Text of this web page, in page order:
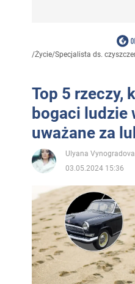
/Życie/Specjalista ds.
Top 5 rzeczy,
bogaci ludzie
uważane za
Ulyana Vynogradova
03.05.2024 15:36